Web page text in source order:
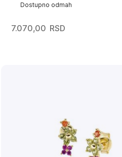
Dostupno odmah
7.070,00 RSD